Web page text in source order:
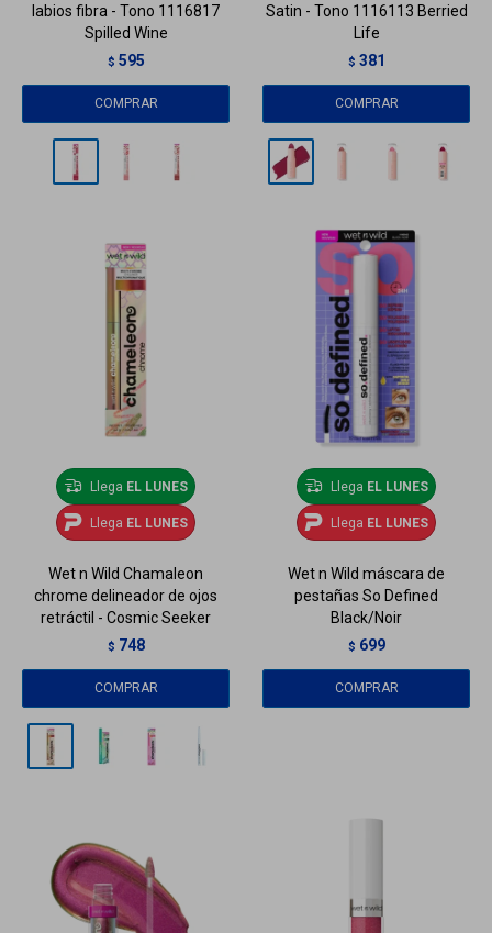
labios fibra - Tono 1116817
Spilled Wine
$ 595
Satin - Tono 1116113 Berried
Life
$ 381
Llega EL LUNES
Llega EL LUNES
Wet n Wild Chamaleon
chrome delineador de ojos
retráctil - Cosmic Seeker
$ 748
Llega EL LUNES
Llega EL LUNES
Wet n Wild máscara de
pestañas So Defined
Black/Noir
$ 699